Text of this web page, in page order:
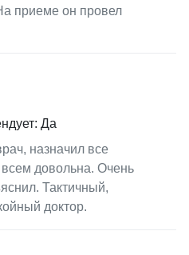
приеме он провел
Да
назначил все
довольна. Очень
Тактичный,
доктор.